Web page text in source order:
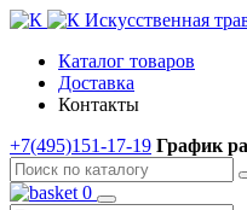
Искусственная
Каталог товаров
Доставка
Контакты
+7(495)151-17-19 График
0